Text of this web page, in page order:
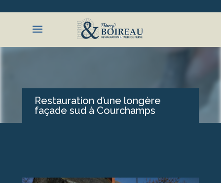
PRÉSENTATION
Restauration d’une longère
façade sud à Courchamps